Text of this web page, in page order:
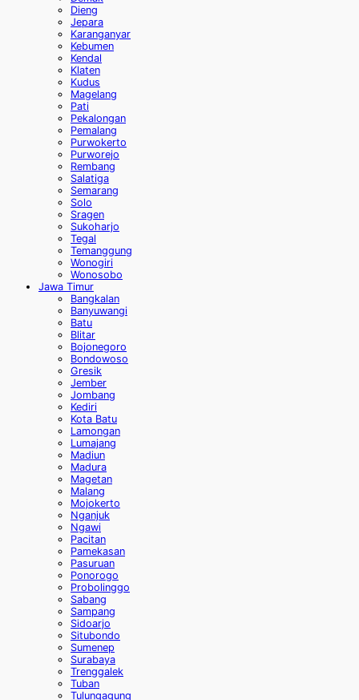
Dieng
Jepara
Karanganyar
Kebumen
Kendal
Klaten
Kudus
Magelang
Pati
Pekalongan
Pemalang
Purwokerto
Purworejo
Rembang
Salatiga
Semarang
Solo
Sragen
Sukoharjo
Tegal
Temanggung
Wonogiri
Wonosobo
Jawa Timur
Bangkalan
Banyuwangi
Batu
Blitar
Bojonegoro
Bondowoso
Gresik
Jember
Jombang
Kediri
Kota Batu
Lamongan
Lumajang
Madiun
Madura
Magetan
Malang
Mojokerto
Nganjuk
Ngawi
Pacitan
Pamekasan
Pasuruan
Ponorogo
Probolinggo
Sabang
Sampang
Sidoarjo
Situbondo
Sumenep
Surabaya
Trenggalek
Tuban
Tulungagung